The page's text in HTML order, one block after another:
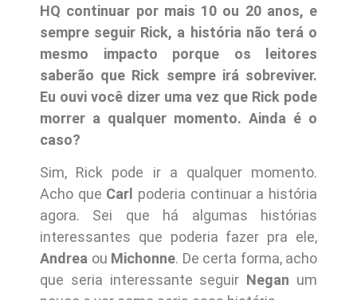
HQ continuar por mais 10 ou 20 anos, e
sempre seguir Rick, a história não terá o
mesmo impacto porque os leitores
saberão que Rick sempre irá sobreviver.
Eu ouvi você dizer uma vez que Rick pode
morrer a qualquer momento. Ainda é o
caso?
Sim, Rick pode ir a qualquer momento.
Acho que Carl poderia continuar a história
agora. Sei que há algumas histórias
interessantes que poderia fazer pra ele,
Andrea ou Michonne. De certa forma, acho
que seria interessante seguir Negan um